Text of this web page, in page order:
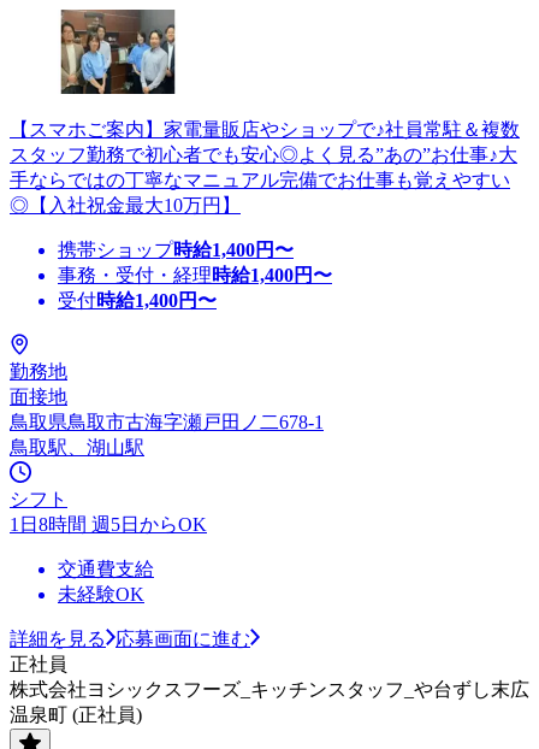
【スマホご案内】家電量販店やショップで♪社員常駐＆複数
スタッフ勤務で初心者でも安心◎よく見る”あの”お仕事♪大
手ならではの丁寧なマニュアル完備でお仕事も覚えやすい
◎【入社祝金最大10万円】
携帯ショップ時給1,400円〜
事務・受付・経理時給1,400円〜
受付時給1,400円〜
勤務地
面接地
鳥取県鳥取市古海字瀬戸田ノ二678-1
鳥取駅、湖山駅
シフト
1日8時間 週5日からOK
交通費支給
未経験OK
詳細を見る
応募画面に進む
正社員
株式会社ヨシックスフーズ_キッチンスタッフ_や台ずし末広
温泉町 (正社員)